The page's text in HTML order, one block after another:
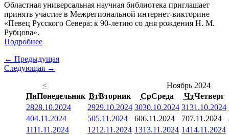
Областная универсальная научная библиотека приглашает
принять участие в Межрегиональной интернет-викторине
«Певец Русского Севера: к 90-летию со дня рождения Н. М.
Рубцова».
Подробнее
← Предыдущая
Следующая →
<
Ноябрь 2024
ПнПонедельник ВтВторник СрСреда ЧтЧетверг
2828.10.2024 2929.10.2024 3030.10.2024 3131.10.2024
404.11.2024 505.11.2024 606.11.2024 707.11.2024
1111.11.2024 1212.11.2024 1313.11.2024 1414.11.2024